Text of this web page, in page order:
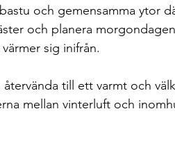
och gemensamma ytor
och planera
sig inifrån.
till ett varmt och
mellan vinterluft och